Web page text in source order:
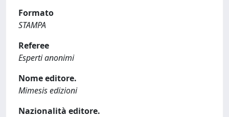
Formato
STAMPA
Referee
Esperti anonimi
Nome editore.
Mimesis edizioni
Nazionalità editore.